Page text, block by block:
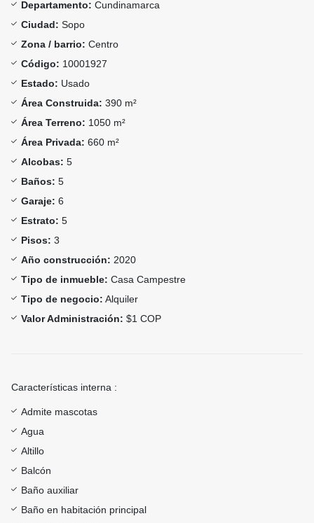
Departamento: Cundinamarca
Ciudad: Sopo
Zona / barrio: Centro
Código: 10001927
Estado: Usado
Área Construida: 390 m²
Área Terreno: 1050 m²
Área Privada: 660 m²
Alcobas: 5
Baños: 5
Garaje: 6
Estrato: 5
Pisos: 3
Año construcción: 2020
Tipo de inmueble: Casa Campestre
Tipo de negocio: Alquiler
Valor Administración: $1 COP
Características interna :
Admite mascotas
Agua
Altillo
Balcón
Baño auxiliar
Baño en habitación principal